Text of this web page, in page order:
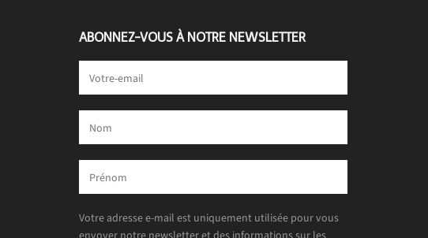
ABONNEZ-VOUS À NOTRE NEWSLETTER
Votre adresse e-mail est uniquement utilisée pour vous